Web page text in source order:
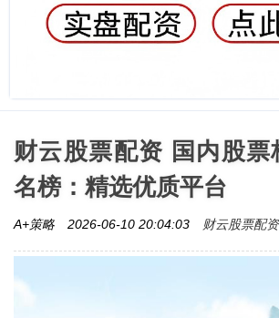
财云股票配资 国内股票
名榜：精选优质平台
A+策略 2026-06-10 20:04:03 财云股票配资